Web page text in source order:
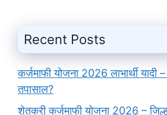
Recent Posts
कर्जमाफी योजना 2026 लाभार्थी
तपासाल?
शेतकरी कर्जमाफी योजना 2026 –